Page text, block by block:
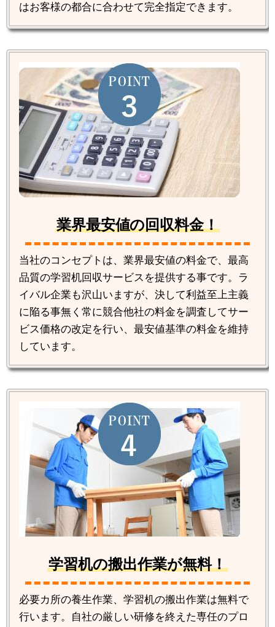
はお客様の都合に合わせて完全指定できます。
業界最安値の回収料金！
当社のコンセプトは、業界最安値の料金で、最高
品質の学習机回収サービスを提供する事です。ラ
イバル企業も沢山いますが、決して利益至上主義
に陥る事無く常に競合他社の料金を調査してサー
ビス価格の改定を行い、最安値基準の料金を維持
しています。
学習机の搬出作業が無料！
必要カ所の養生作業、学習机の搬出作業は無料で
行います。自社の厳しい研修を終えた専任のプロ